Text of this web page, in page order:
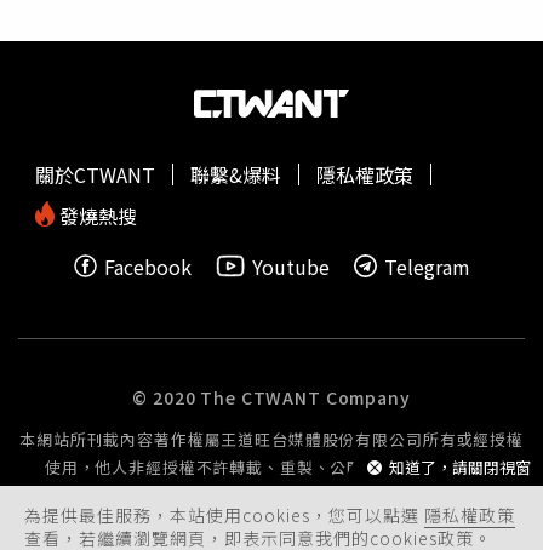
專案申請及嚴格審查，根本與卓榮泰所言不符。李彥秀感
走」，帶頭把單純的兩岸宗教交流當成諜報戰，官方帶頭猜
忌，民間實在難以進一步熱絡互動。洪孟楷與李彥秀皆重
讓兩岸和平穩定交流。
為提供最佳服務，本站使用cookies，您可以點選 隱私權政策
查看，若繼續瀏覽網頁，即表示同意我們的cookies政策。
知道了，請關閉視窗
關於CTWANT 聯繫&爆料
隱私權政策
發燒熱搜
Facebook
Youtube Telegram
© 2020 The CTWANT Company
本網站所刊載內容著作權屬王道旺台媒體股份有限公司所有或經授權
使用，他人非經授權不許轉載、重製、公開播送或公開傳輸。